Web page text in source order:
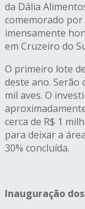
da Dália
comemorado
imensamente
em Cruzeiro do
O primeiro lote
deste ano. Serão
mil aves. O
cerca de R$ 1
para deixar a
30% concluída.
Inauguração